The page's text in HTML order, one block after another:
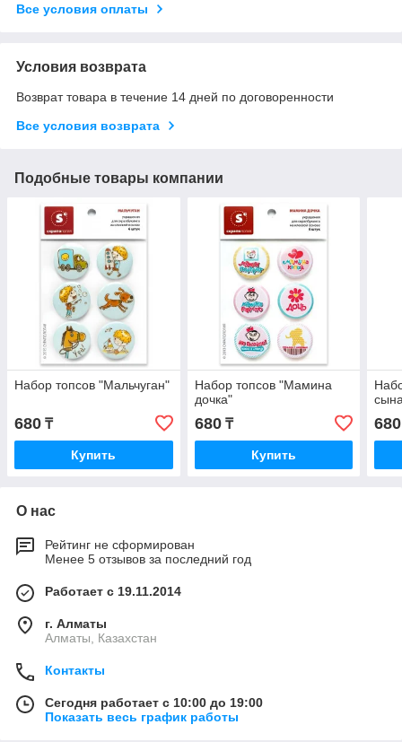
Все условия оплаты
Условия возврата
Возврат товара в течение 14 дней по договоренности
Все условия возврата
Подобные товары компании
Набор топсов "Мальчуган"
680 ₸
Купить
Набор топсов "Мамина
дочка"
680₸
Купить
680
О нас
Рейтинг не сформирован
Менее 5 отзывов за последний год
Работает с 19.11.2014
г. Алматы
Алматы, Казахстан
Контакты
Сегодня работает с 10:00 до 19:00
Показать весь график работы